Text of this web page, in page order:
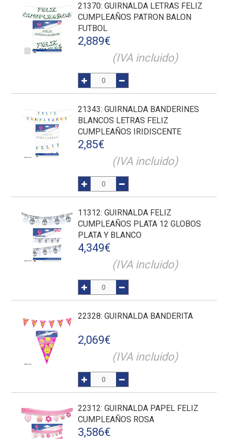
21370: GUIRNALDA LETRAS FELIZ
CUMPLEAÑOS PATRON BALON
FUTBOL
2,889€
(IVA incluido)
21343: GUIRNALDA BANDERINES
BLANCOS LETRAS FELIZ
CUMPLEAÑOS IRIDISCENTE
2,85€
(IVA incluido)
11312: GUIRNALDA FELIZ
CUMPLEAÑOS PLATA 12 GLOBOS
PLATA Y BLANCO
4,349€
(IVA incluido)
22328: GUIRNALDA BANDERITA
2,069€
(IVA incluido)
22312: GUIRNALDA PAPEL FELIZ
CUMPLEAÑOS ROSA
3,586€